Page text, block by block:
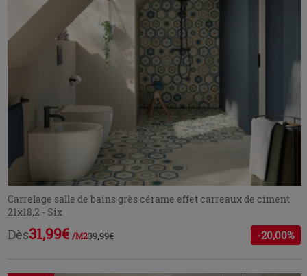
Carrelage salle de bains grès cérame effet carreaux de ciment
21x18,2 - Six
Dès31,99€ /M239,99€ -20,00%